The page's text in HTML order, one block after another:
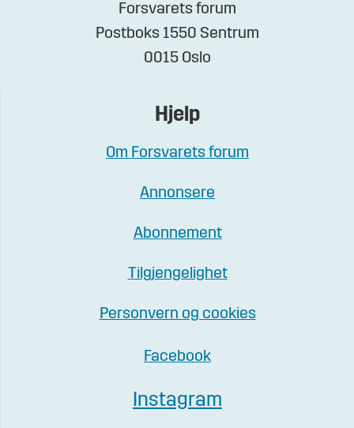
Forsvarets forum
Postboks 1550 Sentrum
0015 Oslo
Hjelp
Om Forsvarets forum
Annonsere
Abonnement
Tilgjengelighet
Personvern og cookies
Facebook
Instagram